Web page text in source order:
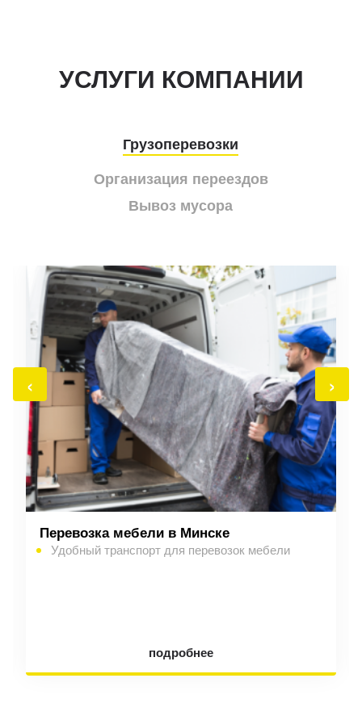
УСЛУГИ КОМПАНИИ
Грузоперевозки
Организация переездов
Вывоз мусора
Перевозка мебели в Минске
Удобный транспорт для перевозок мебели
подробнее
›
‹